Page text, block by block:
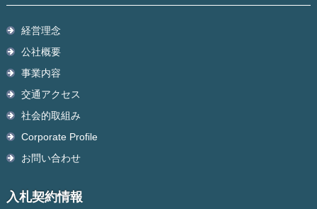
経営理念
公社概要
事業内容
交通アクセス
社会的取組み
Corporate Profile
お問い合わせ
入札契約情報